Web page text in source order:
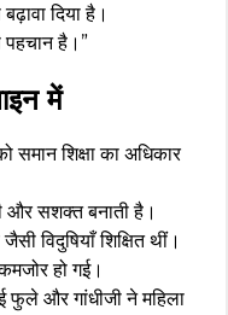
बढ़ावा दिया है।
पहचान है।”
में
समान शिक्षा का अधिकार
और सशक्त बनाती है।
विदुषियाँ शिक्षित थीं।
हो गई।
फुले और गांधीजी ने महिला